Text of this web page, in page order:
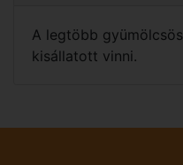
A legtöbb
kisállatott vinni.